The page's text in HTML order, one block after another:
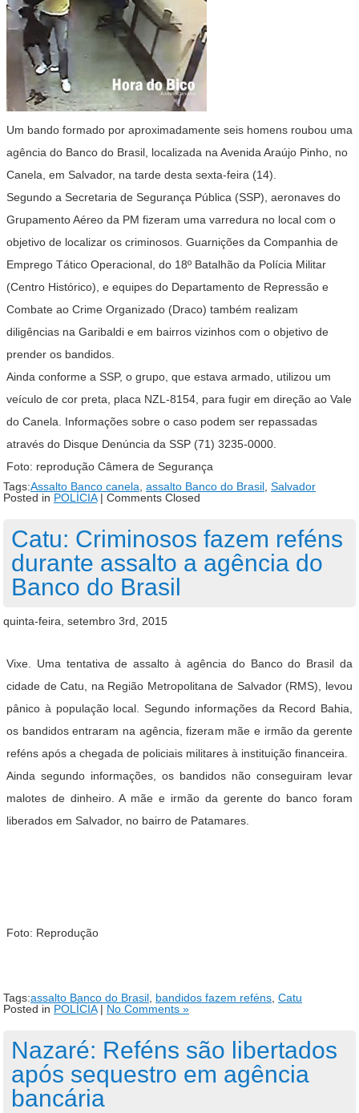
Um bando formado por aproximadamente seis homens roubou uma
agência do Banco do Brasil, localizada na Avenida Araújo Pinho, no
Canela, em Salvador, na tarde desta sexta-feira (14).
Segundo a Secretaria de Segurança Pública (SSP), aeronaves do
Grupamento Aéreo da PM fizeram uma varredura no local com o
objetivo de localizar os criminosos. Guarnições da Companhia de
Emprego Tático Operacional, do 18º Batalhão da Polícia Militar
(Centro Histórico), e equipes do Departamento de Repressão e
Combate ao Crime Organizado (Draco) também realizam
diligências na Garibaldi e em bairros vizinhos com o objetivo de
prender os bandidos.
Ainda conforme a SSP, o grupo, que estava armado, utilizou um
veículo de cor preta, placa NZL-8154, para fugir em direção ao Vale
do Canela. Informações sobre o caso podem ser repassadas
através do Disque Denúncia da SSP (71) 3235-0000.
Foto: reprodução Câmera de Segurança
Tags:Assalto Banco canela, assalto Banco do Brasil, Salvador
Posted in POLÍCIA| Comments Closed
Catu: Criminosos fazem reféns
durante assalto a agência do
Banco do Brasil
quinta-feira, setembro 3rd, 2015
Vixe. Uma tentativa de assalto à agência do Banco do Brasil da
cidade de Catu, na Região Metropolitana de Salvador (RMS), levou
pânico à população local. Segundo informações da Record Bahia,
os bandidos entraram na agência, fizeram mãe e irmão da gerente
reféns após a chegada de policiais militares à instituição financeira.
Ainda segundo informações, os bandidos não conseguiram levar
malotes de dinheiro. A mãe e irmão da gerente do banco foram
liberados em Salvador, no bairro de Patamares.
Foto: Reprodução
Tags:assalto Banco do Brasil, bandidos fazem reféns, Catu
Posted in POLÍCIA| No Comments »
Nazaré: Reféns são libertados
após sequestro em agência
bancária